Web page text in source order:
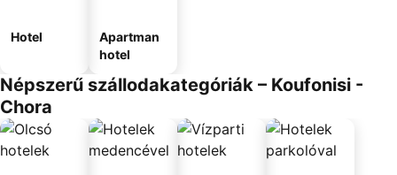
Hotel
Apartman
hotel
Népszerű szállodakategóriák – Koufonisi -
Chora